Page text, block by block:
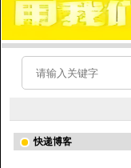
快递博客